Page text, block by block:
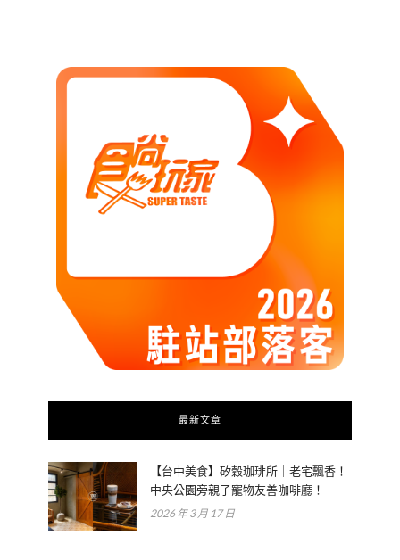
最新文章
【台中美食】矽穀珈琲所｜老宅飄香！
中央公園旁親子寵物友善咖啡廳！
2026 年 3 月 17 日